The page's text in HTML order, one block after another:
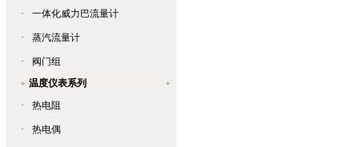
· 一体化威力巴流量计
· 蒸汽流量计
·
阀门组
温度仪表系列
·
热电阻
· 热电偶